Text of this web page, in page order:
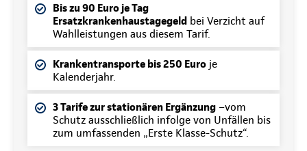
Bis zu 90 Euro je Tag
Ersatzkrankenhaustagegeld bei Verzicht auf
Wahlleistungen aus diesem Tarif.
Krankentransporte bis 250 Euro je
Kalenderjahr.
3 Tarife zur stationären Ergänzung –vom
Schutz ausschließlich infolge von Unfällen bis
zum umfassenden „Erste Klasse-Schutz“.